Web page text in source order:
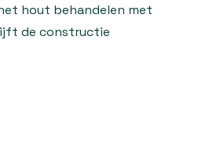
hout behandelen met
de constructie